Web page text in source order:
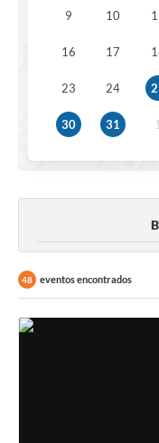
9 10
16 17
23 24
30 31 1
48 eventos encontrados